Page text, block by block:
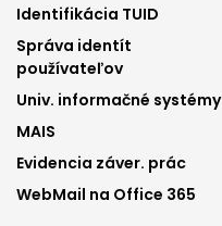
Footer
menu
1
Identifikácia TUID
Správa identít
používateľov
Univ. informačné systémy
MAIS
Evidencia záver. prác
WebMail na Office 365